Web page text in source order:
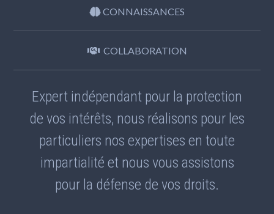
CONNAISSANCES
COLLABORATION
Expert indépendant pour la protection
de vos intérêts, nous réalisons pour les
particuliers nos expertises en toute
impartialité et nous vous assistons
pour la défense de vos droits.